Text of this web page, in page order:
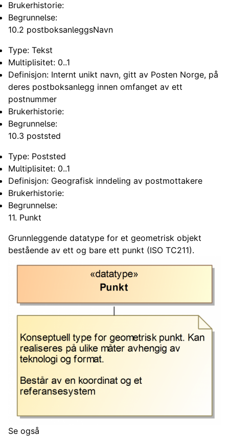
Brukerhistorie:
Begrunnelse:
10.2 postboksanleggsNavn
Type: Tekst
Multiplisitet: 0..1
Definisjon: Internt unikt navn, gitt av Posten Norge, på
deres postboksanlegg innen omfanget av ett
postnummer
Brukerhistorie:
Begrunnelse:
10.3 poststed
Type: Poststed
Multiplisitet: 0..1
Definisjon: Geografisk inndeling av postmottakere
Brukerhistorie:
Begrunnelse:
11. Punkt
Grunnleggende datatype for et geometrisk objekt
bestående av ett og bare ett punkt (ISO TC211).
Se også